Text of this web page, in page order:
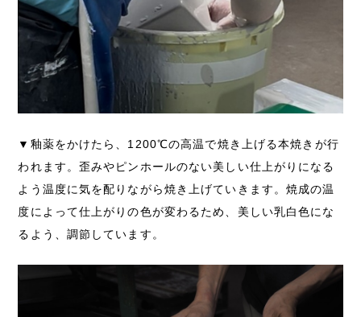
▼釉薬をかけたら、1200℃の高温で焼き上げる本焼きが行
われます。歪みやピンホールのない美しい仕上がりになる
よう温度に気を配りながら焼き上げていきます。焼成の温
度によって仕上がりの色が変わるため、美しい乳白色にな
るよう、調節しています。